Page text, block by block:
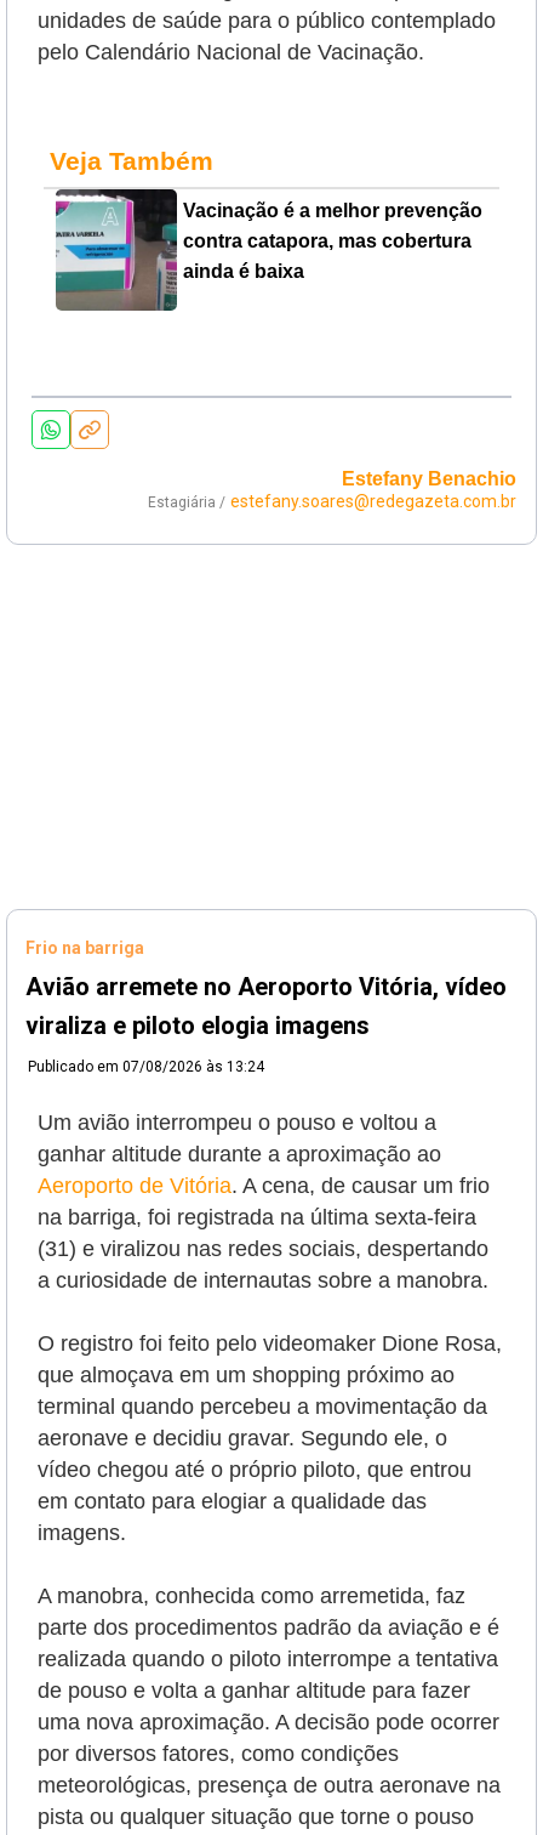
unidades de saúde para o público contemplado
pelo Calendário Nacional de Vacinação.
Veja Também
Vacinação é a melhor prevenção
contra catapora, mas cobertura
ainda é baixa
Estefany Benachio
Estagiária / estefany.soares@redegazeta.com.br
Frio na barriga
Avião arremete no Aeroporto Vitória, vídeo
viraliza e piloto elogia imagens
Publicado em 07/08/2026 às 13:24
Um avião interrompeu o pouso e voltou a
ganhar altitude durante a aproximação ao
Aeroporto de Vitória. A cena, de causar um frio
na barriga, foi registrada na última sexta-feira
(31) e viralizou nas redes sociais, despertando
a curiosidade de internautas sobre a manobra.
O registro foi feito pelo videomaker Dione Rosa,
que almoçava em um shopping próximo ao
terminal quando percebeu a movimentação da
aeronave e decidiu gravar. Segundo ele, o
vídeo chegou até o próprio piloto, que entrou
em contato para elogiar a qualidade das
imagens.
A manobra, conhecida como arremetida, faz
parte dos procedimentos padrão da aviação e é
realizada quando o piloto interrompe a tentativa
de pouso e volta a ganhar altitude para fazer
uma nova aproximação. A decisão pode ocorrer
por diversos fatores, como condições
meteorológicas, presença de outra aeronave na
pista ou qualquer situação que torne o pouso